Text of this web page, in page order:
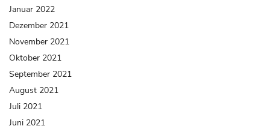
Januar 2022
Dezember 2021
November 2021
Oktober 2021
September 2021
August 2021
Juli 2021
Juni 2021